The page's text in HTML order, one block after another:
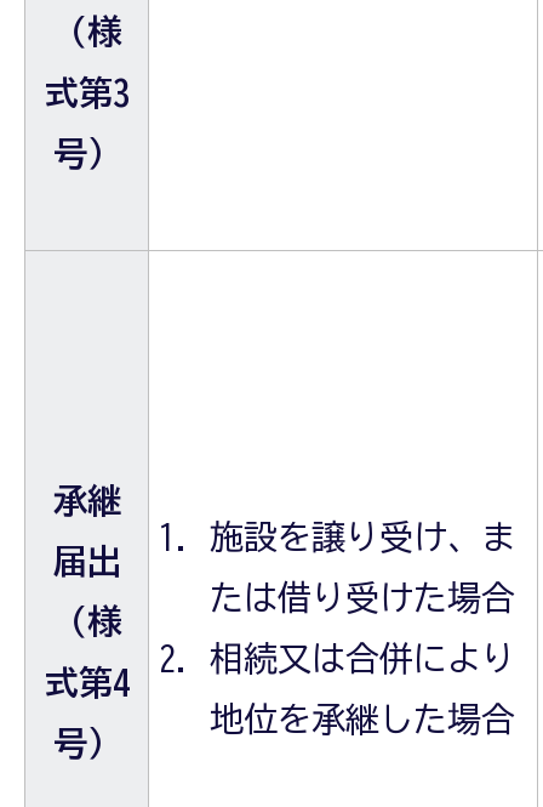
（様
式第3
号）
承継
届出
（様
式第4
号）
施設を譲り受け、ま
たは借り受けた場合
相続又は合併により
地位を承継した場合